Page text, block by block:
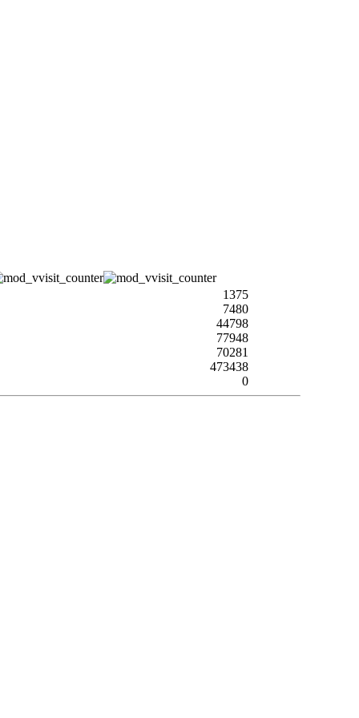
1375
7480
44798
77948
70281
473438
0